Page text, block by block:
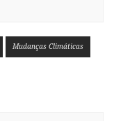
Mudanças Climáticas